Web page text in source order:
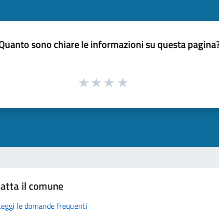
sono chiare le informazioni su questa
il comune
le domande frequenti